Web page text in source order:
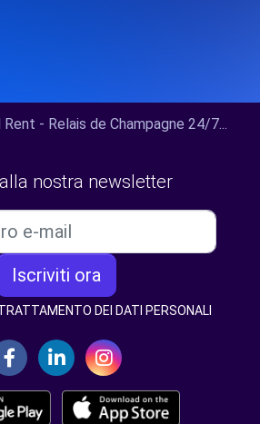
Rent - Relais de Champagne 24/7...
nostra newsletter
Iscriviti ora
DEI DATI PERSONALI